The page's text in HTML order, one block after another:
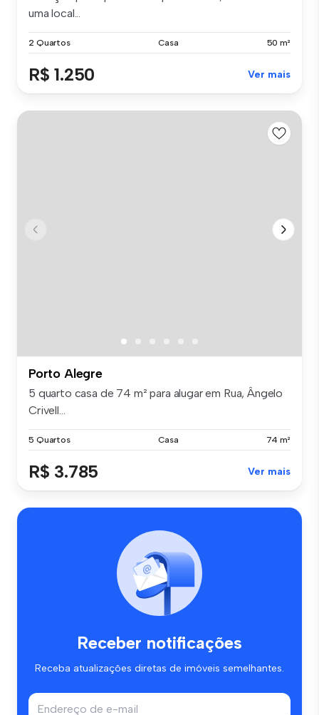
uma local...
2 Quartos Casa 50 m²
R$ 1.250 Ver mais
Porto Alegre
5 quarto casa de 74 m² para alugar em Rua, Ângelo
Crivell...
5 Quartos Casa 74 m²
R$ 3.785 Ver mais
Receber notificações
Receba atualizações diretas de imóveis semelhantes.